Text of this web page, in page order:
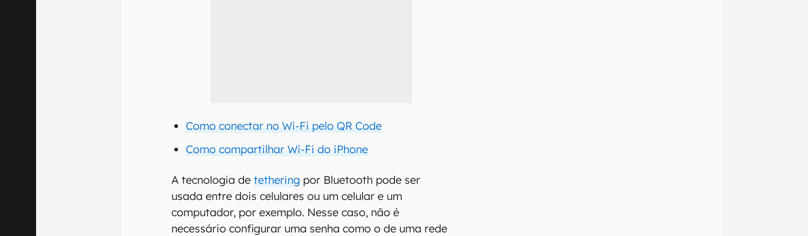
Como conectar no Wi-Fi pelo QR Code
Como compartilhar Wi-Fi do iPhone
A tecnologia detethering por Bluetooth pode ser
usada entre dois celulares ou um celular e um
computador, por exemplo. Nesse caso, não é
necessário configurar uma senha como o de uma rede